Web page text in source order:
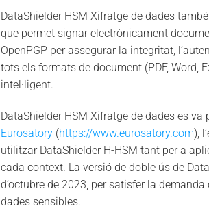
DataShielder HSM Xifratge de dades
que permet signar electrònicament
OpenPGP per assegurar la integritat,
tots els formats de document (PDF, Word,
intel·ligent.
DataShielder HSM Xifratge de dades es
Eurosatory(https://www.eurosatory.com),
utilitzar DataShielder H-HSM tant per a
cada context. La versió de doble ús de
d’octubre de 2023, per satisfer la
dades sensibles.